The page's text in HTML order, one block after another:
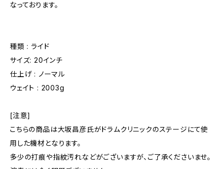
なっております。
種類 : ライド
サイズ: 20インチ
仕上げ : ノーマル
ウェイト : 2003g
[注意]
こちらの商品は大坂昌彦氏がドラムクリニックのステージにて使
用した機材となります。
多少の打痕や指紋汚れなどがございますが、ご了承くださいませ。